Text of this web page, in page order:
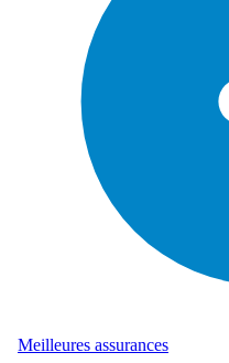
Meilleures assurances